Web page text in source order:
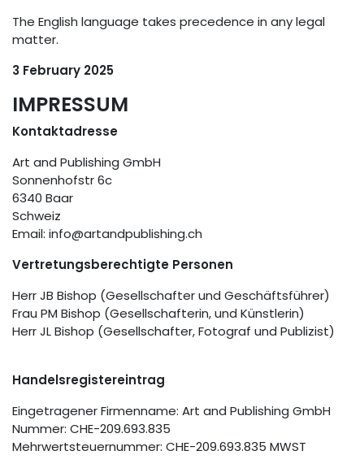
The English language takes precedence in any legal
matter.
3 February 2025
IMPRESSUM
Kontaktadresse
Art and Publishing GmbH
Sonnenhofstr 6c
6340 Baar
Schweiz
Email: info@artandpublishing.ch
Vertretungsberechtigte Personen
Herr JB Bishop (Gesellschafter und Geschäftsführer)
Frau PM Bishop (Gesellschafterin, und Künstlerin)
Herr JL Bishop (Gesellschafter, Fotograf und Publizist)
Handelsregistereintrag
Eingetragener Firmenname: Art and Publishing GmbH
Nummer: CHE-209.693.835
Mehrwertsteuernummer: CHE-209.693.835 MWST